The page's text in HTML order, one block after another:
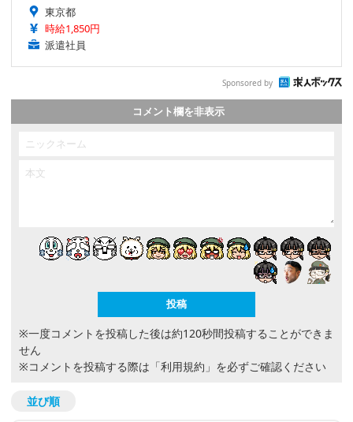
東京都
時給1,850円
派遣社員
Sponsored by
コメント欄を非表示
※一度コメントを投稿した後は約120秒間投稿することができま
せん
※コメントを投稿する際は 「利用規約」 を必ずご確認ください
並び順